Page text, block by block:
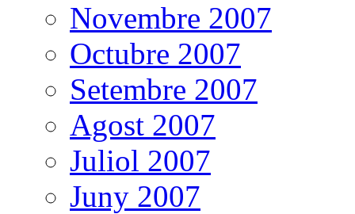
Novembre 2007
Octubre 2007
Setembre 2007
Agost 2007
Juliol 2007
Juny 2007